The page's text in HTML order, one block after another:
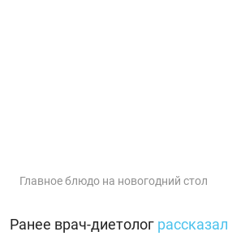
Главное блюдо на новогодний стол
Ранее врач-диетолог рассказал